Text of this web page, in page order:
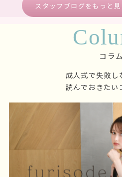
スタッフブログをもっと見
コラム
成人式で失敗し
読んでおきたい